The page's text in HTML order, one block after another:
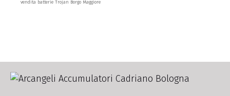
vendita batterie Trojan Borgo Maggiore